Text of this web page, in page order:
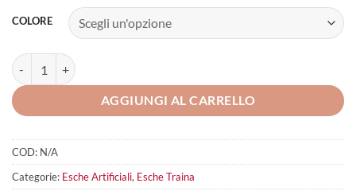
COLORE
CAPTAIN JAMES Big Chopper 6.5" quantità
AGGIUNGI AL CARRELLO
COD: N/A
Categorie: Esche Artificiali, Esche Traina